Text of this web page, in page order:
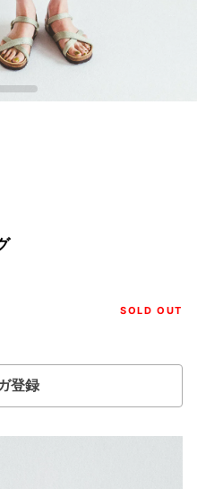
SOLD OUT
登録